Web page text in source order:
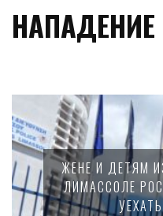
НАПАДЕНИЕ
ЖЕНЕ И ДЕТЯМ
ЛИМАССОЛЕ